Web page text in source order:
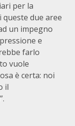
per la
due aree
un impegno
e
farlo
vuole
è certa: noi
il